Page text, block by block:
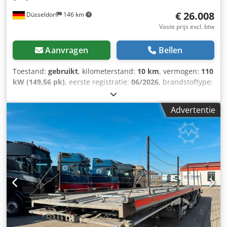
Düsseldorf 146 km € 26.008
Vaste prijs excl. btw
Aanvragen Bellen
Toestand: gebruikt, kilometerstand: 10 km, vermogen: 110
kW (149,56 pk), eerste registratie: 06/2026, brandstoftype:
, soort overbrenging:
zitplaatsen:3, Uitrusting:ABS, airconditioning, centrale
vergrendeling, elektronisch stabiliteitsprogramma (ESP),
navigatiesysteem
, Uw directe contactpersoon: Andreas
Kawa, hoofd verkoop bedrijfsvoertuigen – telefoon: | e-
mail: Speciale uitrusting: Trekhaak, zonder gereedschap
afneembaar Versterkte LED-verlichting in de laadruimte
(5W + 10W) Bescherming van de laadvloer, gemaakt van
hout (9 mm, antislip) CONNECT PACK Dodpoznri Dsfx Ai
Rock LED-koplampen, LED-dagrijverlichting WINTER PACK
Afgescheiden cabine, voorzien van glas en isolatie Dubbele
passagiersstoel, inclusief Moduwork COMFORT PACK
Overige uitrusting: Airbag bestuurders-/passagierszijde,
Advertentie